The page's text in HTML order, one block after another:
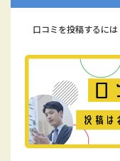
口コミを投稿するには